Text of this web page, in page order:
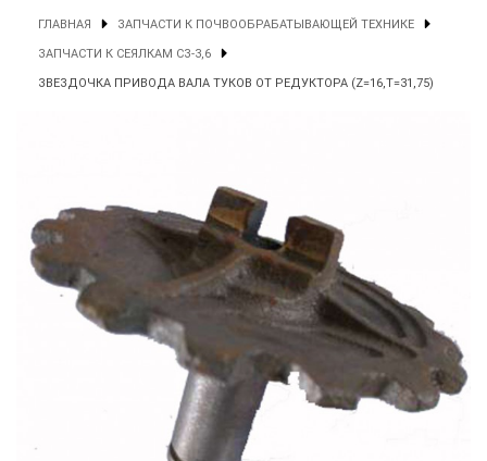
ГЛАВНАЯ ЗАПЧАСТИ К ПОЧВООБРАБАТЫВАЮЩЕЙ ТЕХНИКЕ
ЗАПЧАСТИ К СЕЯЛКАМ СЗ-3,6
ЗВЕЗДОЧКА ПРИВОДА ВАЛА ТУКОВ ОТ РЕДУКТОРА (Z=16,Т=31,75)